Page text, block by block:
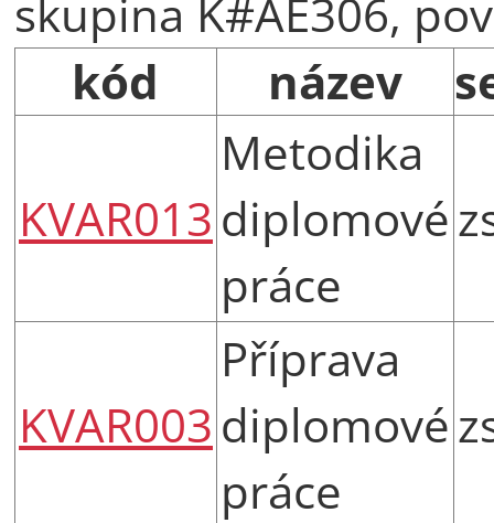
skupina K#AE306,
kód
název
KVAR013
Metodika
diplomové
práce
KVAR003
Příprava
diplomové
práce